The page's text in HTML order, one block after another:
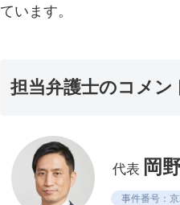
ています。
担当弁護士のコメン
代表 岡
事件番号：